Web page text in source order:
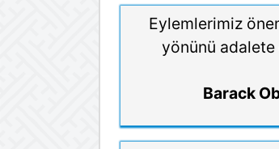
Eylemlerimiz
yönünü
Barack